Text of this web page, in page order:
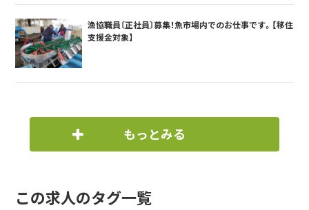
漁協職員〔正社員〕募集！魚市場内でのお仕事です。【移住
支援金対象】
もっとみる
この求人のタグ一覧